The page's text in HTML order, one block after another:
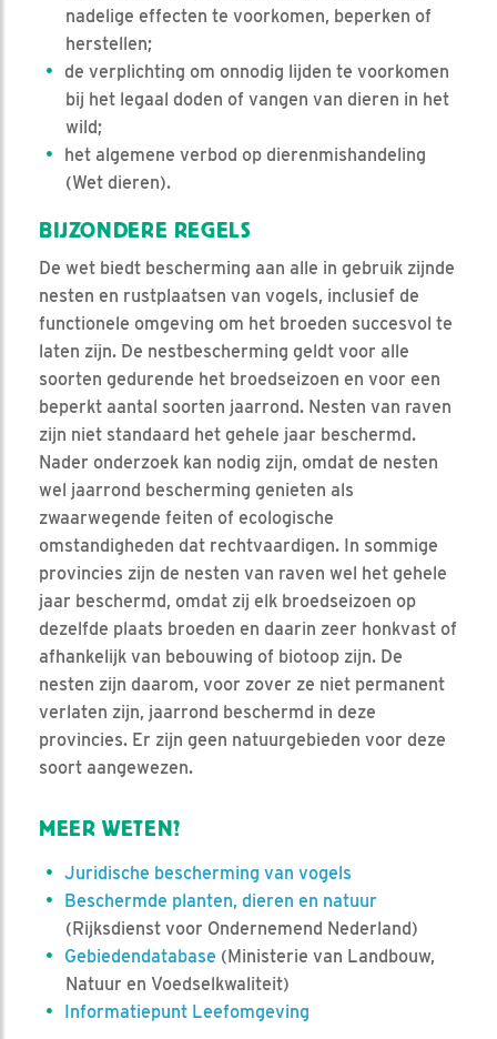
nadelige effecten te voorkomen, beperken of
herstellen;
de verplichting om onnodig lijden te voorkomen
bij het legaal doden of vangen van dieren in het
wild;
het algemene verbod op dierenmishandeling
(Wet dieren).
BIJZONDERE REGELS
De wet biedt bescherming aan alle in gebruik zijnde
nesten en rustplaatsen van vogels, inclusief de
functionele omgeving om het broeden succesvol te
laten zijn. De nestbescherming geldt voor alle
soorten gedurende het broedseizoen en voor een
beperkt aantal soorten jaarrond. Nesten van raven
zijn niet standaard het gehele jaar beschermd.
Nader onderzoek kan nodig zijn, omdat de nesten
wel jaarrond bescherming genieten als
zwaarwegende feiten of ecologische
omstandigheden dat rechtvaardigen. In sommige
provincies zijn de nesten van raven wel het gehele
jaar beschermd, omdat zij elk broedseizoen op
dezelfde plaats broeden en daarin zeer honkvast of
afhankelijk van bebouwing of biotoop zijn. De
nesten zijn daarom, voor zover ze niet permanent
verlaten zijn, jaarrond beschermd in deze
provincies. Er zijn geen natuurgebieden voor deze
soort aangewezen.
MEER WETEN?
Juridische bescherming van vogels
Beschermde planten, dieren en natuur
(Rijksdienst voor Ondernemend Nederland)
Gebiedendatabase (Ministerie van Landbouw,
Natuur en Voedselkwaliteit)
Informatiepunt Leefomgeving